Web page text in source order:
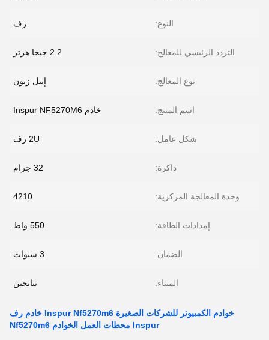
النوع: رف
التردد الرئيسي للمعالج: 2.2 جيجا هرتز
نوع المعالج: إنتل زيون
اسم المنتج: خادم Inspur NF5270M6
شكل عامل: 2U رف
ذاكرة: 32 جرام
وحدة المعالجة المركزية: 4210
إمدادات الطاقة: 550 واط
الضمان: 3 سنوات
الميناء: تيانجين
خوادم الكمبيوتر للشركات الصغيرة Inspur Nf5270m6 خادم رف
Inspur محطات العمل الخوادم Nf5270m6